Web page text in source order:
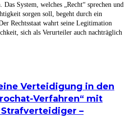
System, welches „Recht“ sprechen und
sorgen soll, begeht durch ein
Rechtsstaat wahrt seine Legitimation
sich als Verurteiler auch nachträglich
Verteidigung in den
Verfahren“ mit
–